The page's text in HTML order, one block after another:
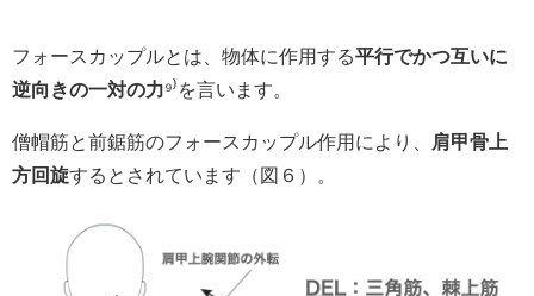
フォースカップルとは、物体に作用する平行でかつ互いに
逆向きの一対の力⁹⁾を言います。
僧帽筋と前鋸筋のフォースカップル作用により、
肩甲骨上
方回旋するとされています（図６）。